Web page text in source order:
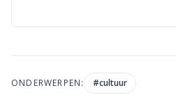
ONDERWERPEN: #cultuur